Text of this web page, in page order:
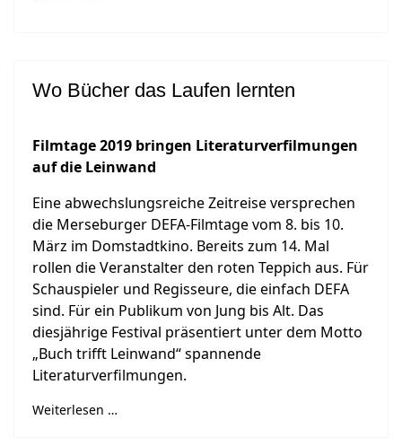
Wo Bücher das Laufen lernten
Filmtage 2019 bringen Literaturverfilmungen
auf die Leinwand
Eine abwechslungsreiche Zeitreise versprechen
die Merseburger DEFA-Filmtage vom 8. bis 10.
März im Domstadtkino. Bereits zum 14. Mal
rollen die Veranstalter den roten Teppich aus. Für
Schauspieler und Regisseure, die einfach DEFA
sind. Für ein Publikum von Jung bis Alt. Das
diesjährige Festival präsentiert unter dem Motto
„Buch trifft Leinwand“ spannende
Literaturverfilmungen.
Weiterlesen …